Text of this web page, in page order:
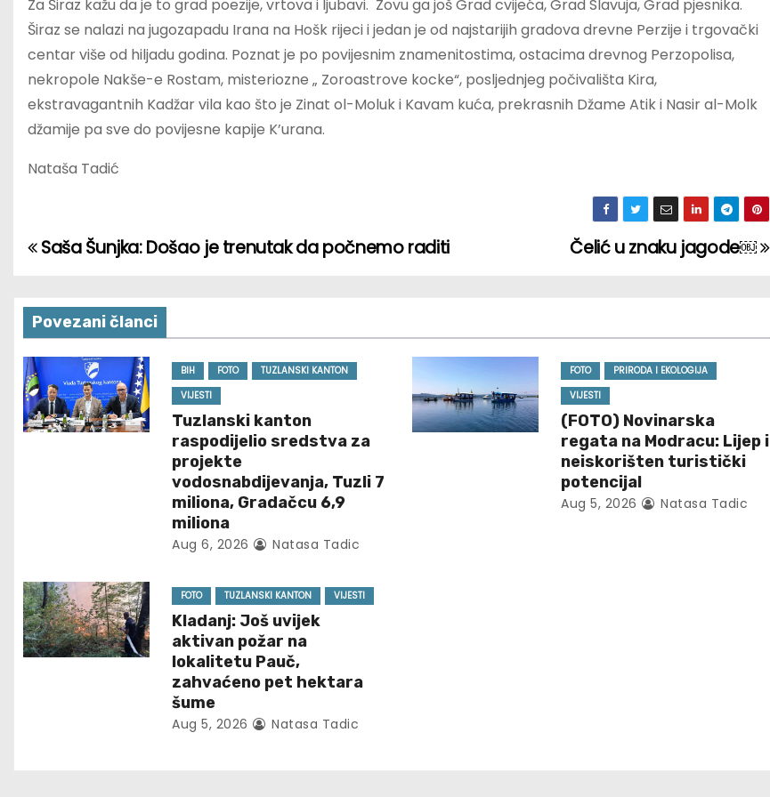
Za Širaz kažu da je to grad poezije, vrtova i ljubavi. Zovu ga još Grad cvijeća, Grad Slavuja, Grad pjesnika.
Širaz se nalazi na jugozapadu Irana na Hošk rijeci i jedan je od najstarijih gradova drevne Perzije i trgovački
centar više od hiljadu godina. Poznat je po povijesnim znamenitostima, ostacima drevnog Perzopolisa,
nekropole Nakše-e Rostam, misteriozne „ Zoroastrove kocke“, posljednjeg počivališta Kira,
ekstravagantnih Kadžar vila kao što je Zinat ol-Moluk i Kavam kuća, prekrasnih Džame Atik i Nasir al-Molk
džamije pa sve do povijesne kapije K’urana.
Nataša Tadić
P
s
t
n
a
a
t
i
Čelić u znaku jagode￼
Saša Šunjka: Došao je trenutak da počnemo raditi
Povezani članci
BIH FOTO
TUZLANSKI KANTON
VIJESTI
Tuzlanski kanton
raspodijelio sredstva za
projekte
vodosnabdijevanja, Tuzli 7
miliona, Gradačcu 6,9
miliona
Aug 6, 2026 Natasa Tadic
FOTO
PRIRODA I EKOLOGIJA
VIJESTI
(FOTO) Novinarska
regata na Modracu: Lijep i
neiskorišten turistički
potencijal
Aug 5, 2026 Natasa Tadic
FOTO TUZLANSKI KANTON VIJESTI
Kladanj: Još uvijek
aktivan požar na
lokalitetu Pauč,
zahvaćeno pet hektara
šume
Aug 5, 2026 Natasa Tadic